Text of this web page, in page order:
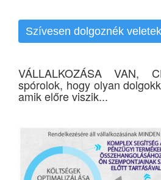
Szívesen dolgoznék
VÁLLALKOZÁSA VAN,
spórolok, hogy olyan
amik előre viszik...